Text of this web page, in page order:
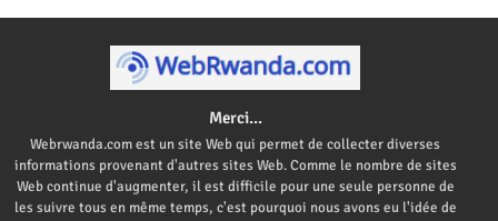
Merci...
Webrwanda.com est un site Web qui permet de collecter diverses
informations provenant d'autres sites Web. Comme le nombre de sites
Web continue d'augmenter, il est difficile pour une seule personne de
les suivre tous en même temps, c'est pourquoi nous avons eu l'idée de